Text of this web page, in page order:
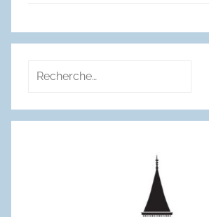
Recherche
: